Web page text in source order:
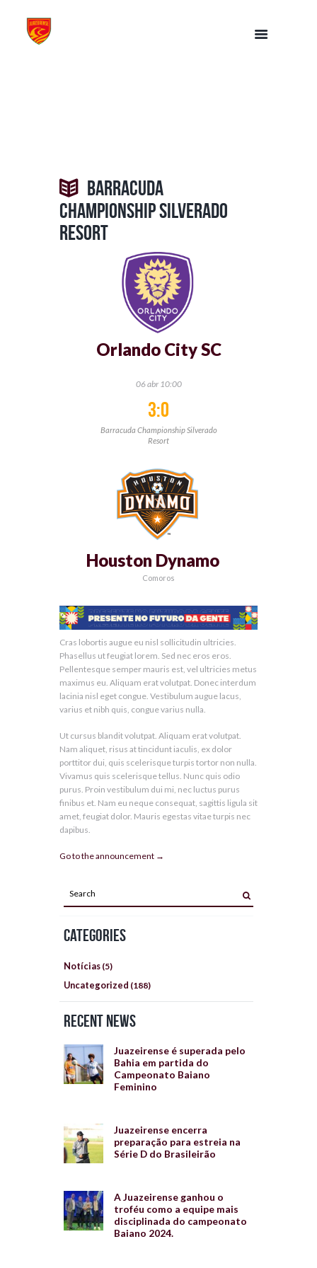
Barracuda
Championship Silverado
Resort
Orlando City SC
06 abr 10:00
3:0
Barracuda Championship Silverado
Resort
Houston Dynamo
Comoros
Cras lobortis augue eu nisl sollicitudin ultricies.
Phasellus ut feugiat lorem. Sed nec eros eros.
Pellentesque semper mauris est, vel ultricies metus
maximus eu. Aliquam erat volutpat. Donec interdum
lacinia nisl eget congue. Vestibulum augue lacus,
varius et nibh quis, congue varius nulla.
Ut cursus blandit volutpat. Aliquam erat volutpat.
Nam aliquet, risus at tincidunt iaculis, ex dolor
porttitor dui, quis scelerisque turpis tortor non nulla.
Vivamus quis scelerisque tellus. Nunc quis odio
purus. Proin vestibulum dui mi, nec luctus purus
finibus et. Nam eu neque consequat, sagittis ligula sit
amet, feugiat dolor. Mauris egestas vitae turpis nec
dapibus.
Go to the announcement →
Categories
Notícias (5)
Uncategorized (188)
Recent News
Juazeirense é superada pelo
Bahia em partida do
Campeonato Baiano
Feminino
Juazeirense encerra
preparação para estreia na
Série D do Brasileirão
A Juazeirense ganhou o
troféu como a equipe mais
disciplinada do campeonato
Baiano 2024.